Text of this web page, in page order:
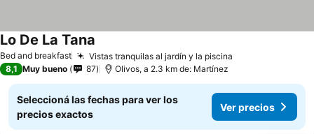
Bed and breakfast Vistas tranquilas al jardín y la piscina
Lo De La Tana
8,1 Muy bueno 87 Olivos, a 2.3 km de: Martínez
Seleccioná las fechas para ver los
precios exactos
Ver precios